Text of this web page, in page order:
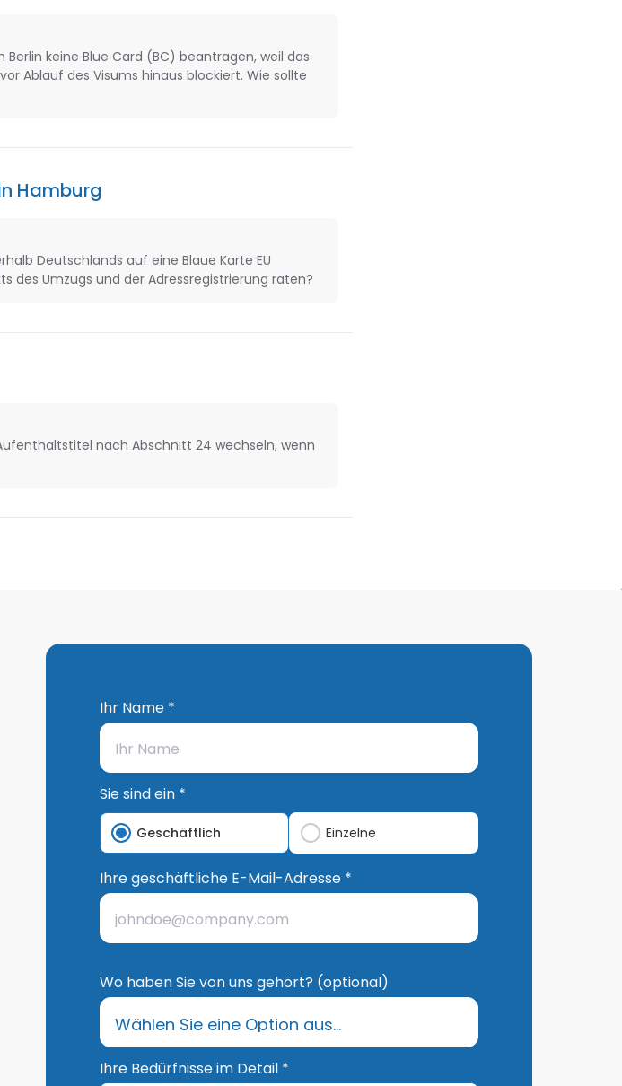
keine Blue Card (BC) beantragen, weil das
Ablauf des Visums hinaus blockiert. Wie sollte
Hamburg
Deutschlands auf eine Blaue Karte EU
des Umzugs und der Adressregistrierung raten?
nach Abschnitt 24 wechseln, wenn
Ihr Name *
Sie sind ein *
Geschäftlich Einzelne
Ihre geschäftliche E-Mail-Adresse *
Wo haben Sie von uns gehört? (optional)
Ihre Bedürfnisse im Detail *